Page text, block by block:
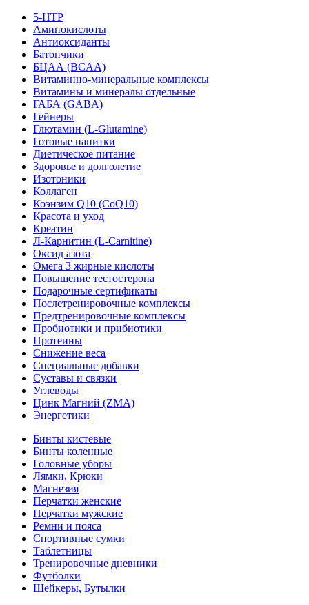
5-HTP
Аминокислоты
Антиоксиданты
Батончики
БЦАА (BCAA)
Витаминно-минеральные комплексы
Витамины и минералы отдельные
ГАБА (GABA)
Гейнеры
Глютамин (L-Glutamine)
Готовые напитки
Диетическое питание
Здоровье и долголетие
Изотоники
Коллаген
Коэнзим Q10 (CoQ10)
Красота и уход
Креатин
Л-Карнитин (L-Сarnitine)
Оксид азота
Омега 3 жирные кислоты
Повышение тестостерона
Подарочные сертификаты
Послетренировочные комплексы
Предтренировочные комплексы
Пробиотики и прибиотики
Протеины
Снижение веса
Специальные добавки
Суставы и связки
Углеводы
Цинк Магний (ZMA)
Энергетики
Бинты кистевые
Бинты коленные
Головные уборы
Лямки, Крюки
Магнезия
Перчатки женские
Перчатки мужские
Ремни и пояса
Спортивные сумки
Таблетницы
Тренировочные дневники
Футболки
Шейкеры, Бутылки